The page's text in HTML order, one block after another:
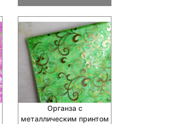
Органза с
металлическим принтом